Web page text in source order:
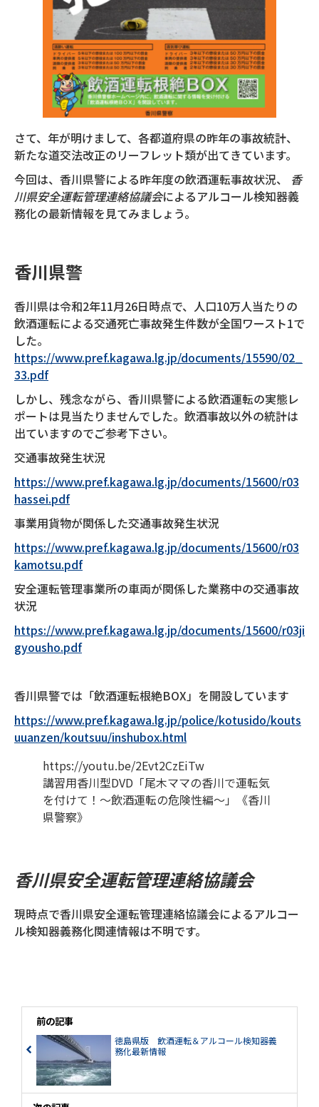
さて、年が明けまして、各都道府県の昨年の事故統計、
新たな道交法改正のリーフレット類が出てきています。
今回は、香川県警による昨年度の飲酒運転事故状況、 香
川県安全運転管理連絡協議会によるアルコール検知器義
務化の最新情報を見てみましょう。
香川県警
香川県は令和2年11月26日時点で、人口10万人当たりの
飲酒運転による交通死亡事故発生件数が全国ワースト1で
した。
https://www.pref.kagawa.lg.jp/documents/15590/02_
33.pdf
しかし、残念ながら、香川県警による飲酒運転の実態レ
ポートは見当たりませんでした。飲酒事故以外の統計は
出ていますのでご参考下さい。
交通事故発生状況
https://www.pref.kagawa.lg.jp/documents/15600/r03
hassei.pdf
事業用貨物が関係した交通事故発生状況
https://www.pref.kagawa.lg.jp/documents/15600/r03
kamotsu.pdf
安全運転管理事業所の車両が関係した業務中の交通事故
状況
https://www.pref.kagawa.lg.jp/documents/15600/r03ji
gyousho.pdf
香川県警では「飲酒運転根絶BOX」を開設しています
https://www.pref.kagawa.lg.jp/police/kotusido/kouts
uuanzen/koutsuu/inshubox.html
https://youtu.be/2Evt2CzEiTw
講習用香川型DVD「尾木ママの香川で運転気
を付けて！～飲酒運転の危険性編～」《香川
県警察》
香川県安全運転管理連絡協議会
現時点で香川県安全運転管理連絡協議会によるアルコー
ル検知器義務化関連情報は不明です。
前の記事
徳島県版 飲酒運転＆アルコール検知器義
務化最新情報